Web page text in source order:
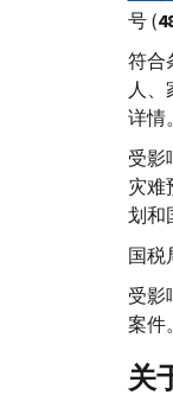
号 (
符合
人、
详情。
受影
灾难
划和
国税
受影
案件
关